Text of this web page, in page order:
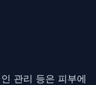
관리 등은 피부에